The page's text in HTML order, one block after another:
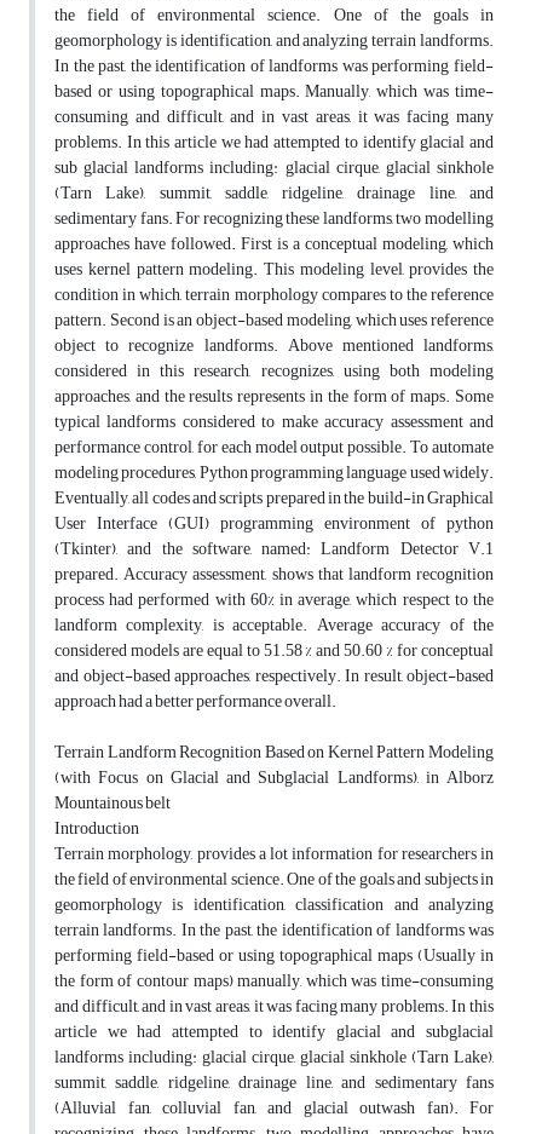
the field of environmental science. One of the goals in
geomorphology is identification, and analyzing terrain landforms.
In the past, the identification of landforms was performing field-
based or using topographical maps. Manually, which was time-
consuming and difficult, and in vast areas, it was facing many
problems. In this article we had attempted to identify glacial and
sub glacial landforms including: glacial cirque, glacial sinkhole
(Tarn Lake), summit, saddle, ridgeline, drainage line, and
sedimentary fans. For recognizing these landforms, two modelling
approaches have followed. First is a conceptual modeling, which
uses kernel pattern modeling. This modeling level, provides the
condition in which, terrain morphology compares to the reference
pattern. Second is an object-based modeling, which uses reference
object to recognize landforms. Above mentioned landforms,
considered in this research, recognizes, using both modeling
approaches, and the results represents in the form of maps. Some
typical landforms considered to make accuracy assessment and
performance control, for each model output possible. To automate
modeling procedures, Python programming language used widely.
Eventually, all codes and scripts prepared in the build-in Graphical
User Interface (GUI) programming environment of python
(Tkinter), and the software, named: Landform Detector V.1
prepared. Accuracy assessment, shows that landform recognition
process had performed with 60% in average, which respect to the
landform complexity, is acceptable. Average accuracy of the
considered models are equal to 51.58 % and 50.60 % for conceptual
and object-based approaches, respectively. In result, object-based
approach had a better performance overall.
Terrain Landform Recognition Based on Kernel Pattern Modeling
(with Focus on Glacial and Subglacial Landforms), in Alborz
Mountainous belt
Introduction
Terrain morphology, provides a lot information for researchers in
the field of environmental science. One of the goals and subjects in
geomorphology is identification, classification and analyzing
terrain landforms. In the past, the identification of landforms was
performing field-based or using topographical maps (Usually in
the form of contour maps) manually, which was time-consuming
and difficult, and in vast areas, it was facing many problems. In this
article we had attempted to identify glacial and subglacial
landforms including: glacial cirque, glacial sinkhole (Tarn Lake),
summit, saddle, ridgeline, drainage line, and sedimentary fans
(Alluvial fan, colluvial fan, and glacial outwash fan). For